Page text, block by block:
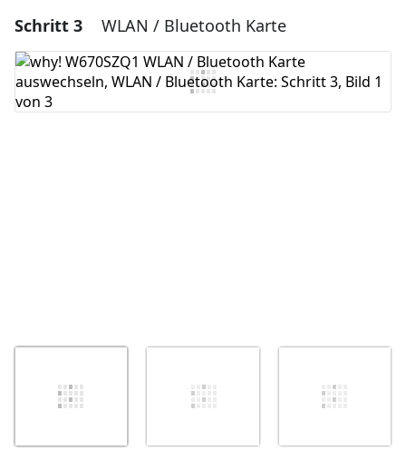
Einen Kommentar hinzufügen
Kommentar hinzufügen
Schritt 3 WLAN / Bluetooth Karte